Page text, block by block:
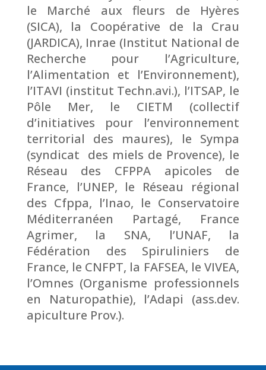
le Marché aux fleurs de Hyères
(SICA), la Coopérative de la Crau
(JARDICA), Inrae (Institut National de
Recherche pour l’Agriculture,
l’Alimentation et l’Environnement),
l’ITAVI (institut Techn.avi.), l’ITSAP, le
Pôle Mer, le CIETM (collectif
d’initiatives pour l’environnement
territorial des maures), le Sympa
(syndicat des miels de Provence), le
Réseau des CFPPA apicoles de
France, l’UNEP, le Réseau régional
des Cfppa, l’Inao, le Conservatoire
Méditerranéen Partagé, France
Agrimer, la SNA, l’UNAF, la
Fédération des Spiruliniers de
France, le CNFPT, la FAFSEA, le VIVEA,
l’Omnes (Organisme professionnels
en Naturopathie), l’Adapi (ass.dev.
apiculture Prov.).